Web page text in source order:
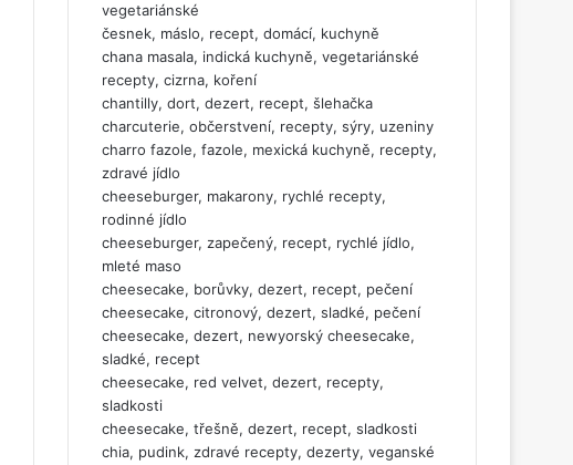
vegetariánské
česnek, máslo, recept, domácí, kuchyně
chana masala, indická kuchyně, vegetariánské
recepty, cizrna, koření
chantilly, dort, dezert, recept, šlehačka
charcuterie, občerstvení, recepty, sýry, uzeniny
charro fazole, fazole, mexická kuchyně, recepty,
zdravé jídlo
cheeseburger, makarony, rychlé recepty,
rodinné jídlo
cheeseburger, zapečený, recept, rychlé jídlo,
mleté maso
cheesecake, borůvky, dezert, recept, pečení
cheesecake, citronový, dezert, sladké, pečení
cheesecake, dezert, newyorský cheesecake,
sladké, recept
cheesecake, red velvet, dezert, recepty,
sladkosti
cheesecake, třešně, dezert, recept, sladkosti
chia, pudink, zdravé recepty, dezerty, veganské